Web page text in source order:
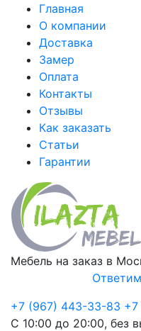
Главная
О компании
Доставка
Замер
Оплата
Контакты
Отзывы
Как заказать
Статьи
Гарантии
Мебель на заказ в
+7 (967) 443-33-83
С 10:00 до 20:00, без